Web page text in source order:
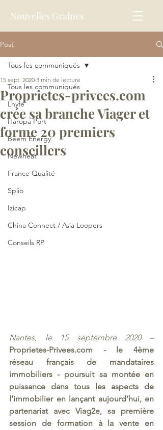
Nouvelles Graines
Post
Tous les communiqués
Lhyfe
Haropa Port
Beem Energy
Newheat
France Qualité
Splio
Izicap
China Connect / Asia Loopers
Conseils RP
Tous les communiqués
Proprietes-privees.com
crée sa branche Viager et
forme 20 premiers
conseillers
15 sept. 2020 3 min de lecture
Nantes, le 15 septembre 2020 –
Proprietes-Privees.com - le 4ème
réseau français de mandataires
immobiliers - poursuit sa montée en
puissance dans tous les aspects de
l’immobilier en lançant aujourd’hui, en
partenariat avec Viag2e, sa première
session de formation à la vente en